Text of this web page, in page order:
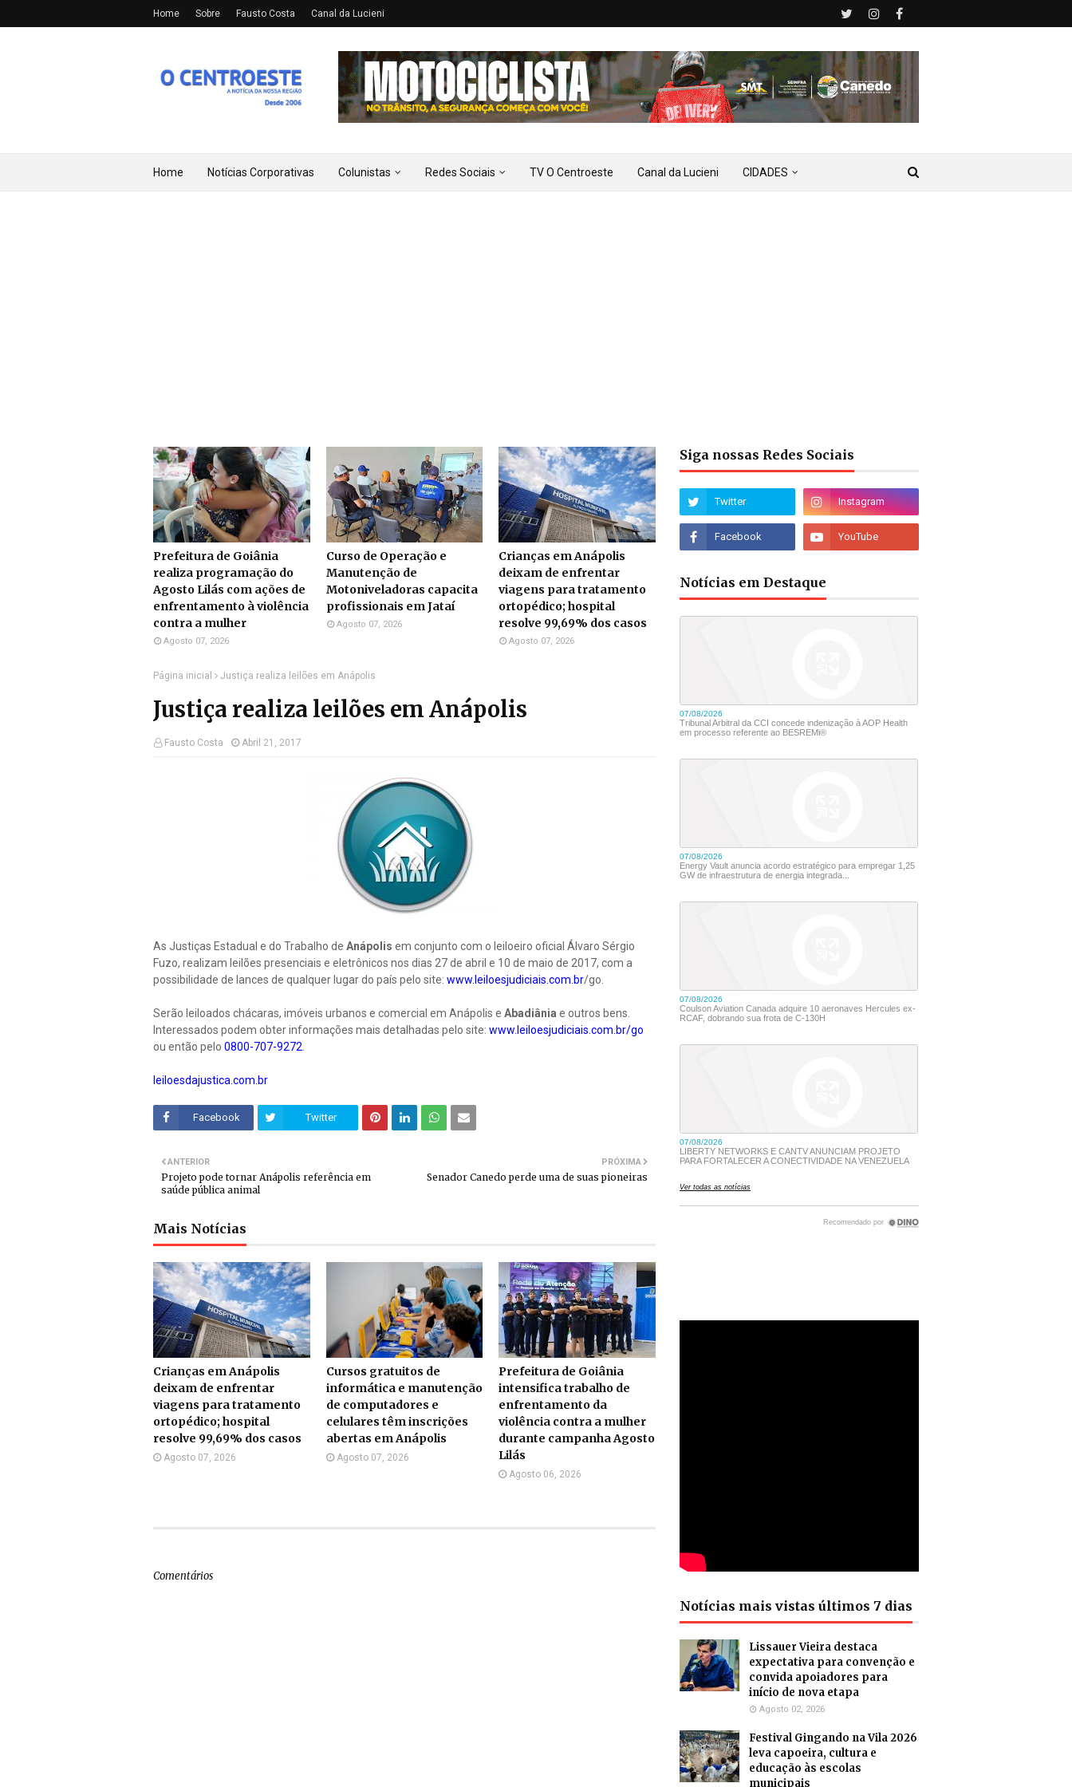
Home Sobre Fausto Costa Canal da Lucieni
Home Notícias Corporativas Colunistas Redes Sociais TV O Centroeste Canal da Lucieni CIDADES
Prefeitura de Goiânia
realiza programação do
Agosto Lilás com ações de
enfrentamento à violência
contra a mulher
Agosto 07, 2026
Curso de Operação e
Manutenção de
Motoniveladoras capacita
profissionais em Jataí
Agosto 07, 2026
Crianças em Anápolis
deixam de enfrentar
viagens para tratamento
ortopédico; hospital
resolve 99,69% dos casos
Agosto 07, 2026
Página inicial Justiça realiza leilões em Anápolis
Justiça realiza leilões em Anápolis
Fausto Costa Abril 21, 2017
As Justiças Estadual e do Trabalho de Anápolis em conjunto com o leiloeiro oficial Álvaro Sérgio
Fuzo, realizam leilões presenciais e eletrônicos nos dias 27 de abril e 10 de maio de 2017, com a
possibilidade de lances de qualquer lugar do país pelo site: www.leiloesjudiciais.com.br/go.
Serão leiloados chácaras, imóveis urbanos e comercial em Anápolis e Abadiânia e outros bens.
Interessados podem obter informações mais detalhadas pelo site: www.leiloesjudiciais.com.br/go
ou então pelo 0800-707-9272
leiloesdajustica.com.br
Facebook Twitter
PRÓXIMA
Senador Canedo perde uma de suas pioneiras
ANTERIOR
Projeto pode tornar Anápolis referência em
saúde pública animal
Mais Notícias
Crianças em Anápolis
deixam de enfrentar
viagens para tratamento
ortopédico; hospital
resolve 99,69% dos casos
Agosto 07, 2026
Cursos gratuitos de
informática e manutenção
de computadores e
celulares têm inscrições
abertas em Anápolis
Agosto 07, 2026
Prefeitura de Goiânia
intensifica trabalho de
enfrentamento da
violência contra a mulher
durante campanha Agosto
Lilás
Agosto 06, 2026
Comentários
Siga nossas Redes Sociais
Notícias em Destaque
Notícias mais vistas últimos 7 dias
Lissauer Vieira destaca
expectativa para convenção e
convida apoiadores para
início de nova etapa
Agosto 02, 2026
Festival Gingando na Vila 2026
leva capoeira, cultura e
educação às escolas
municipais